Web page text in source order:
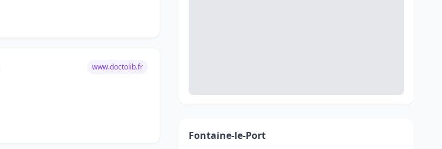
www.doctolib.fr
Fontaine-le-Port